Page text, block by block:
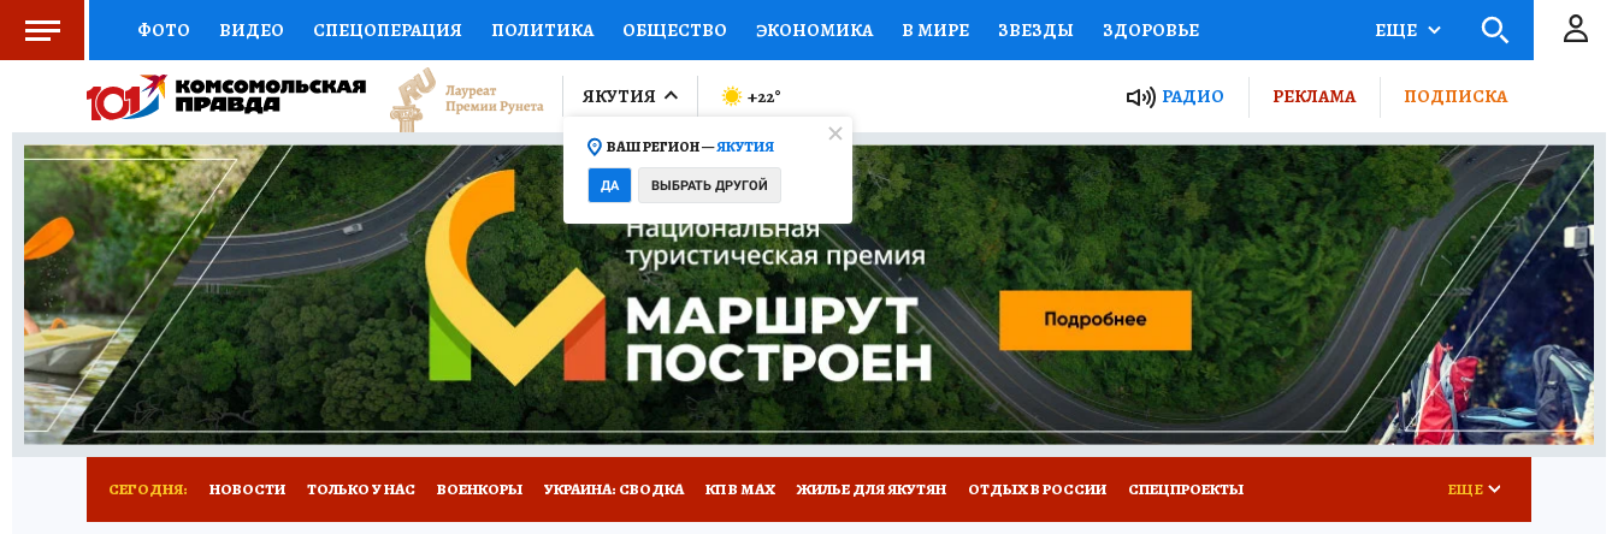
ФОТО ВИДЕО СПЕЦОПЕРАЦИЯ ПОЛИТИКА ОБЩЕСТВО ЭКОНОМИКА В МИРЕ ЗВЕЗДЫ ЗДОРОВЬЕ
СОЦПОДДЕРЖКА НАУКА СПОРТ КОЛУМНИСТЫ ПРОИСШЕСТВИЯ НАЦИОНАЛЬНЫЕ ПРОЕКТЫ РОССИИ
ВЫБОР ЭКСПЕРТОВ ДОКТОР ФИНАНСЫ ОТКРЫВАЕМ МИР Я ЗНАЮ СЕМЬЯ ЖЕНСКИЕ СЕКРЕТЫ ПУТЕВОДИТЕЛЬ
КНИЖНАЯ ПОЛКА ПРОГНОЗЫ НА СПОРТ ПРОМОКОДЫ СЕРИАЛЫ СПЕЦПРОЕКТЫ ДЕФИЦИТ ЖЕЛЕЗА ТУРИЗМ
ПРЕСС-ЦЕНТР НЕДВИЖИМОСТЬ ТЕЛЕВИЗОР КОЛЛЕКЦИИ КОНКУРСЫ РАБОТА У НАС ГИД ПОТРЕБИТЕЛЯ ВСЕ О КП
РАДИО КП РЕКЛАМА ТЕСТЫ НОВОЕ НА САЙТЕ
ЕЩЕ
ЯКУТИЯ
ВАШ РЕГИОН —ЯКУТИЯ
ДА ВЫБРАТЬ ДРУГОЙ
+22° РАДИО РЕКЛАМА ПОДПИСКА
СЕГОДНЯ: НОВОСТИ ТОЛЬКО У НАС ВОЕНКОРЫ УКРАИНА: СВОДКА КП В МАХ ЖИЛЬЕ ДЛЯ ЯКУТЯН ОТДЫХ В РОССИИ СПЕЦПРОЕКТЫ ЕЩЕ